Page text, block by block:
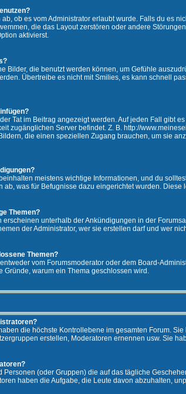
ab, ob es vom Administrator erlaubt wurde. Falls du es
die das Layout zerstören oder andere
aktivierst.
Bilder, die benutzt werden können, um Gefühle
Übertreibe es nicht mit Smilies, es kann schnell
Tat im Beitrag angezeigt werden. Auf jeden Fall gibt
zugänglichen Server befindet. Z. B. http://
die einen speziellen Zugang brauchen, um sie
meistens wichtige Informationen, und du
ab, was für Befugnisse dazu eingerichtet wurden. Diese
Themen?
erscheinen unterhalb der Ankündigungen in der
der Administrator, wer sie erstellen darf und wer
Themen?
vom Forumsmoderator oder dem Board-
Gründe, warum ein Thema geschlossen wird.
die höchste Kontrollebene im gesamten Forum.
erstellen, Moderatoren ernennen usw. Sie
Personen (oder Gruppen) die auf das tägliche
haben die Aufgabe, die Leute davon abzuhalten,